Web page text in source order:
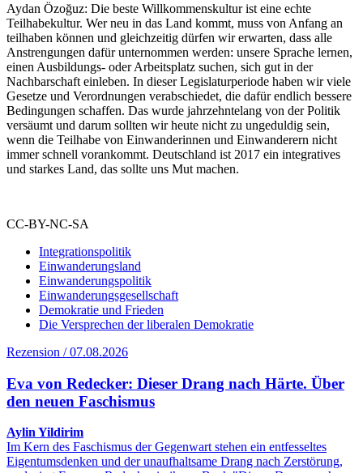
Aydan Özoğuz: Die beste Willkommenskultur ist eine echte
Teilhabekultur. Wer neu in das Land kommt, muss von Anfang an
teilhaben können und gleichzeitig dürfen wir erwarten, dass alle
Anstrengungen dafür unternommen werden: unsere Sprache lernen,
einen Ausbildungs- oder Arbeitsplatz suchen, sich gut in der
Nachbarschaft einleben. In dieser Legislaturperiode haben wir viele
Gesetze und Verordnungen verabschiedet, die dafür endlich bessere
Bedingungen schaffen. Das wurde jahrzehntelang von der Politik
versäumt und darum sollten wir heute nicht zu ungeduldig sein,
wenn die Teilhabe von Einwanderinnen und Einwanderern nicht
immer schnell vorankommt. Deutschland ist 2017 ein integratives
und starkes Land, das sollte uns Mut machen.
CC-BY-NC-SA
Integrationspolitik
Einwanderungsland
Einwanderungspolitik
Einwanderungsgesellschaft
Demokratie und Frieden
Die Versprechen der liberalen Demokratie
Rezension / 07.08.2026
Eva von Redecker: Dieser Drang nach Härte. Über
den neuen Faschismus
Aylin Yildirim
Im Kern des Faschismus der Gegenwart stehen ein entfesseltes
Eigentumsdenken und der unaufhaltsame Drang nach Zerstörung,